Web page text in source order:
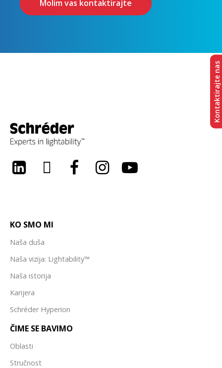
Kontaktirajte nas
Molim vas kontaktirajte
KO SMO MI
Naša duša
Naša vizija: Lightability™
Naša istorija
Karijera
Schréder Hyperion
ČIME SE BAVIMO
Oblasti
Stručnost